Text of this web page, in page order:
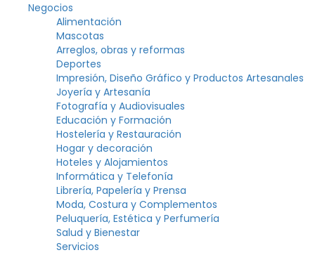
Negocios
Alimentación
Mascotas
Arreglos, obras y reformas
Deportes
Impresión, Diseño Gráfico y Productos Artesanales
Joyería y Artesanía
Fotografía y Audiovisuales
Educación y Formación
Hostelería y Restauración
Hogar y decoración
Hoteles y Alojamientos
Informática y Telefonía
Librería, Papelería y Prensa
Moda, Costura y Complementos
Peluquería, Estética y Perfumería
Salud y Bienestar
Servicios